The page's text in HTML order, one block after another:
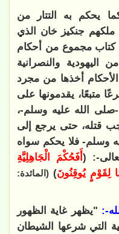
يحكم به التتار من
ملكهم جنكيز خان الذي
كتاب مجموع من أحكام
والنصرانية
الأحكام أخذها من مجرد
متبعًا، يقدمونها على
صلى الله عليه وسلم-،
قتله، حتى يرجع إلى
وسلم- فلا يحكم سواه
: ( أَفَحُكْمَ الْجَاهِلِيَّةِ
لِقَوْمٍ يُوقِنُونَ) (المائدة:
: "يظهر غاية الظهور
التي شرعها الشيطان